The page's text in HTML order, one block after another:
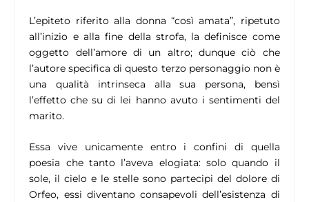
L’epiteto riferito alla donna “così amata”, ripetuto
all’inizio e alla fine della strofa, la definisce come
oggetto dell’amore di un altro; dunque ciò che
l’autore specifica di questo terzo personaggio non è
una qualità intrinseca alla sua persona, bensì
l’effetto che su di lei hanno avuto i sentimenti del
marito.
Essa vive unicamente entro i confini di quella
poesia che tanto l’aveva elogiata: solo quando il
sole, il cielo e le stelle sono partecipi del dolore di
Orfeo, essi diventano consapevoli dell’esistenza di